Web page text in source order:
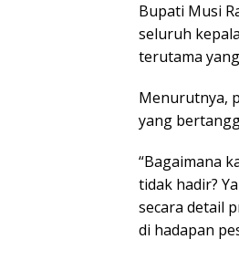
Bupati Musi
seluruh
terutama
Menurutnya,
yang
“Bagaimana
tidak hadir?
secara detail
di hadapan